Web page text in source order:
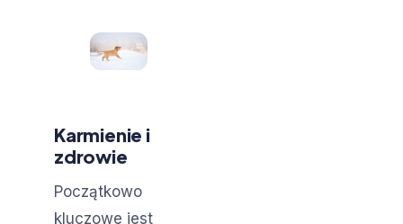
Karmienie i
zdrowie
Początkowo
kluczowe jest